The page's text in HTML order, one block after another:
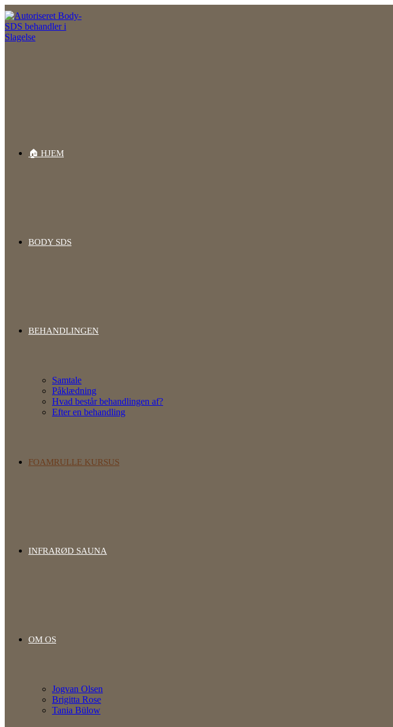
Skip
to
content
🏠 HJEM
BODY SDS
BEHANDLINGEN
Samtale
Påklædning
Hvad består behandlingen af?
Efter en behandling
FOAMRULLE KURSUS
INFRARØD SAUNA
OM OS
Jogvan Olsen
Brigitta Rose
Tania Bülow